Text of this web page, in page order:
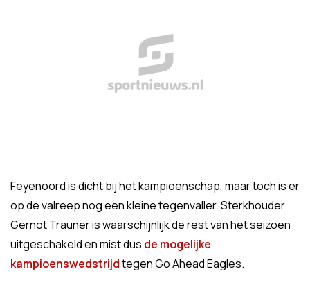
Feyenoord is dicht bij het kampioenschap, maar toch is er
op de valreep nog een kleine tegenvaller. Sterkhouder
Gernot Trauner is waarschijnlijk de rest van het seizoen
uitgeschakeld en mist dus de mogelijke
kampioenswedstrijdtegen Go Ahead Eagles.